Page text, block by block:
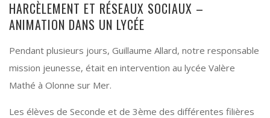
HARCÈLEMENT ET RÉSEAUX SOCIAUX –
ANIMATION DANS UN LYCÉE
Pendant plusieurs jours, Guillaume Allard, notre responsable
mission jeunesse, était en intervention au lycée Valère
Mathé à Olonne sur Mer.
Les élèves de Seconde et de 3ème des différentes filières